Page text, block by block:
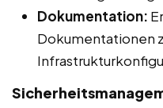
Dokumentation:
Dokumentationen